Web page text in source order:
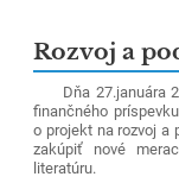
Rozvoj a
Dňa 27.januára
finančného
o projekt na rozvoj a
zakúpiť nové
literatúru.